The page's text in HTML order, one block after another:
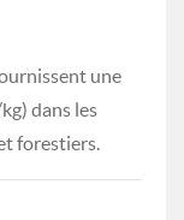
une
dans les
forestiers.